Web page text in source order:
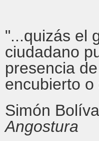
"...quizás el
ciudadano
presencia
encubierto o
Simón
Angostura